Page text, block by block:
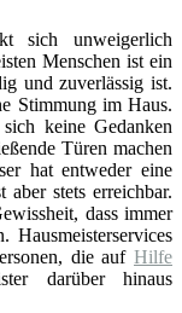
sich unweigerlich
Menschen ist ein
und zuverlässig ist.
Stimmung im Haus.
keine Gedanken
Türen machen
hat entweder eine
stets erreichbar.
dass immer
die auf Hilfe
darüber hinaus